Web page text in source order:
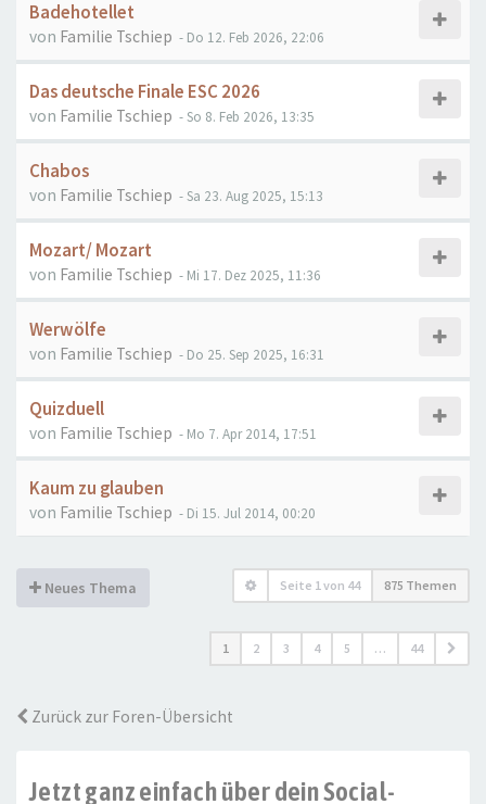
Badehotellet
von Familie Tschiep - Do 12. Feb 2026, 22:06
Das deutsche Finale ESC 2026
von Familie Tschiep - So 8. Feb 2026, 13:35
Chabos
von Familie Tschiep - Sa 23. Aug 2025, 15:13
Mozart/ Mozart
von Familie Tschiep - Mi 17. Dez 2025, 11:36
Werwölfe
von Familie Tschiep - Do 25. Sep 2025, 16:31
Quizduell
von Familie Tschiep - Mo 7. Apr 2014, 17:51
Kaum zu glauben
von Familie Tschiep - Di 15. Jul 2014, 00:20
Neues Thema Seite 1von 44 875 Themen
1 2 3 4 5 … 44
Zurück zur Foren-Übersicht
Jetzt ganz einfach über dein Social-